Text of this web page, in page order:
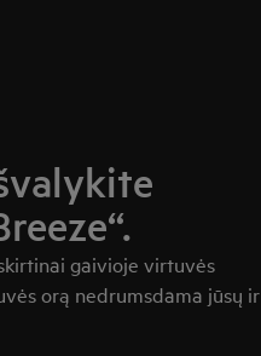
gaivioje virtuvės
orą nedrumsdama jūsų ir